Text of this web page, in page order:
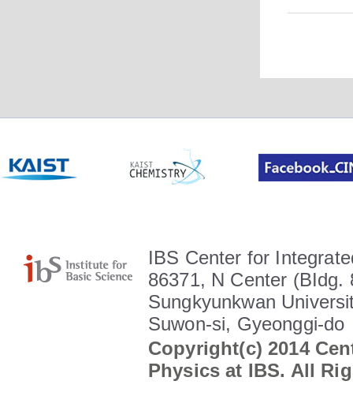
IBS Center for
86371, N Center (BIdg.
Sungkyunkwan
Suwon-si, Gyeonggi-do
Copyright(c) 2014
Physics at IBS. All